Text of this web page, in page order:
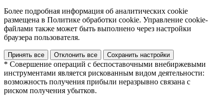
Более подробная информация об аналитических cookie
размещена в Политике обработки cookie. Управление cookie-
файлами также может быть выполнено через настройки
браузера пользователя.
Принять все Отклонить все Сохранить настройки
* Совершение операций с беспоставочными внебиржевыми
инструментами является рискованным видом деятельности:
возможность получения прибыли неразрывно связана с
риском получения убытков.